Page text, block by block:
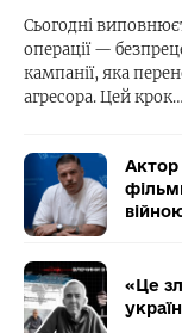
Сьогодні
операції —
кампанії, яка
агресора. Цей крок…
Актор
«Це